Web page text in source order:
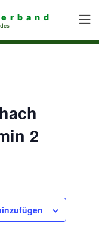
2